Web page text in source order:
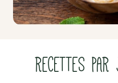
RECETTES